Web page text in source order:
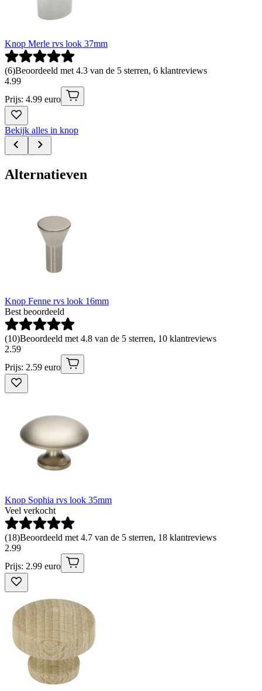
Knop Merle rvs look 37mm
(6)Beoordeeld met 4.3 van de 5 sterren, 6 klantreviews
4.99
Prijs: 4.99 euro
Bekijk alles in knop
Alternatieven
Knop Fenne rvs look 16mm
Best beoordeeld
(10)Beoordeeld met 4.8 van de 5 sterren, 10 klantreviews
2.59
Prijs: 2.59 euro
Knop Sophia rvs look 35mm
Veel verkocht
(18)Beoordeeld met 4.7 van de 5 sterren, 18 klantreviews
2.99
Prijs: 2.99 euro